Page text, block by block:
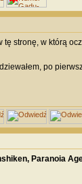
tę stronę, w którą
po
Paranoia